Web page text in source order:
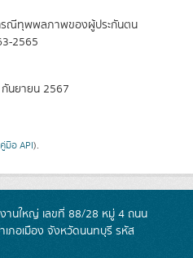
รณีทุพพลภาพของผู้ประกันตน
2565
นยายน 2567
คู่มือ API).
านใหญ่ เลขที่ 88/28 หมู่ 4 ถนน
ภอเมือง จังหวัดนนทบุรี รหัส